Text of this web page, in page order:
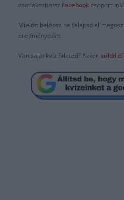
csatlakozhatsz Facebook
Mielőtt belépsz ne felejtsd el
eredményedet.
Van saját kvíz ötleted? Akkor küldd el